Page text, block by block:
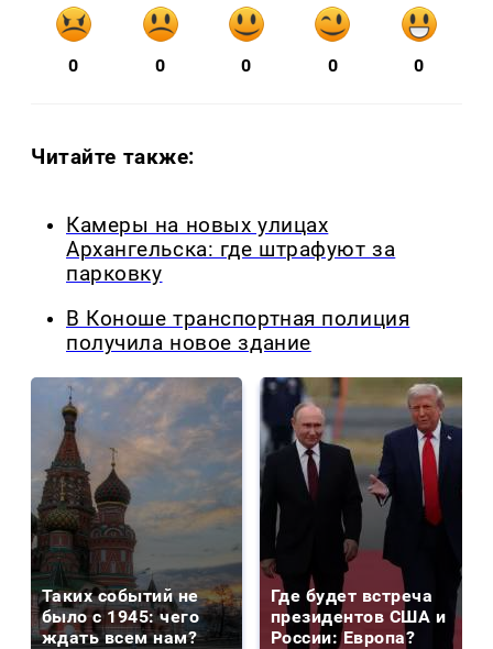
0 0 0 0 0
Читайте также:
Камеры на новых улицах
Архангельска: где штрафуют за
парковку
В Коноше транспортная полиция
получила новое здание
Таких событий не
было с 1945: чего
ждать всем нам?
Где будет встреча
президентов США и
России: Европа?